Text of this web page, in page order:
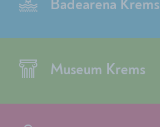
Badearena Krems
Museum Krems